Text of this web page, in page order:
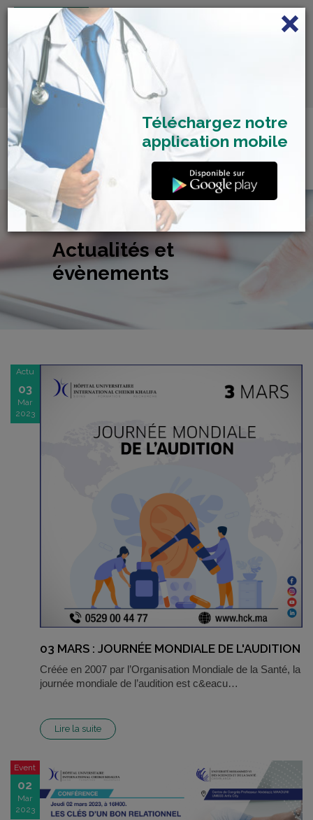
FRANÇAIS
Centre de Check-up Bilan
Santé
Actualités et
évènements
Actu
03
Mar
2023
03 MARS : JOURNÉE MONDIALE DE L'AUDITION
Créée en 2007 par l’Organisation Mondiale de la Santé, la
journée mondiale de l’audition est c&eacu…
Lire la suite
Event
02
Mar
2023
Téléchargez notre
application mobile